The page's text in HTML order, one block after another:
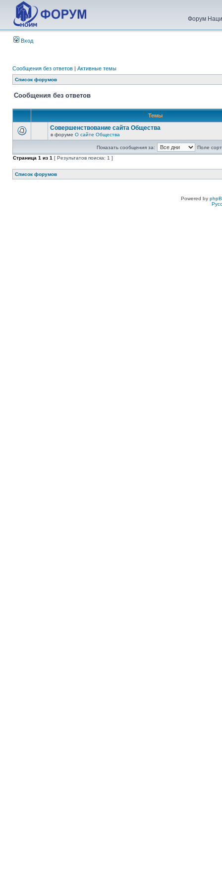
Форум
Вход
Сообщения без ответов | Активные темы
Список форумов
Сообщения без ответов
Темы
Совершенствование сайта Общества
в форуме О сайте Общества
Показать сообщения за:
Поле
Страница 1 из 1 [ Результатов поиска: 1 ]
Список форумов
Powered by